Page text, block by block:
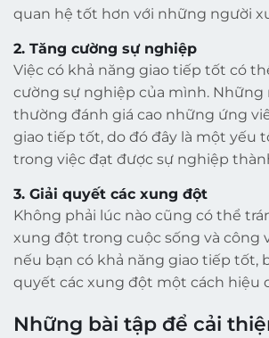
quan hệ tốt hơn với những người
2. Tăng cường sự nghiệp
Việc có khả năng giao tiếp tốt có
cường sự nghiệp của mình.
thường đánh giá cao những ứng
giao tiếp tốt, do đó đây là một yếu
trong việc đạt được sự nghiệp
3. Giải quyết các xung đột
Không phải lúc nào cũng có thể
xung đột trong cuộc sống và công
nếu bạn có khả năng giao tiếp tốt,
quyết các xung đột một cách hiệu
Những bài tập để cải